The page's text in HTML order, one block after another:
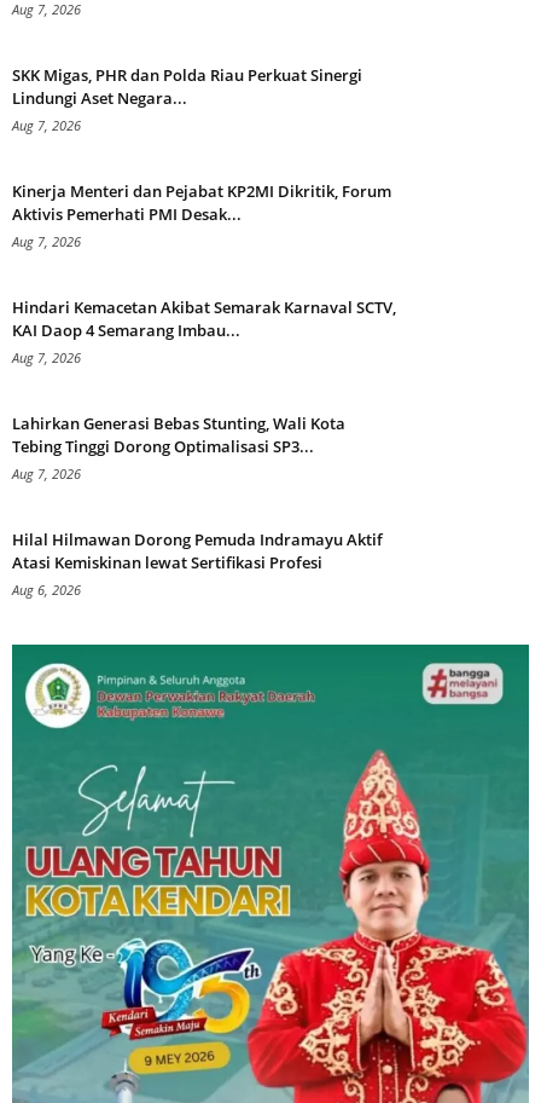
Aug 7, 2026
SKK Migas, PHR dan Polda Riau Perkuat Sinergi
Lindungi Aset Negara...
Aug 7, 2026
Kinerja Menteri dan Pejabat KP2MI Dikritik, Forum
Aktivis Pemerhati PMI Desak...
Aug 7, 2026
Hindari Kemacetan Akibat Semarak Karnaval SCTV,
KAI Daop 4 Semarang Imbau...
Aug 7, 2026
Lahirkan Generasi Bebas Stunting, Wali Kota
Tebing Tinggi Dorong Optimalisasi SP3...
Aug 7, 2026
Hilal Hilmawan Dorong Pemuda Indramayu Aktif
Atasi Kemiskinan lewat Sertifikasi Profesi
Aug 6, 2026